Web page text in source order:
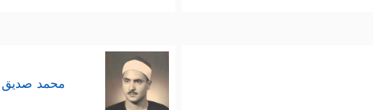
محمد صديق